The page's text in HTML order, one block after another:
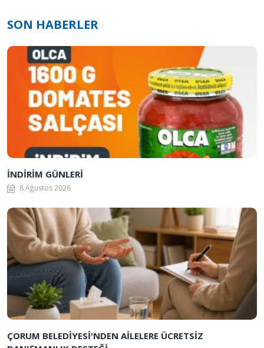
SON HABERLER
İNDİRİM GÜNLERİ
8 Ağustos 2026
ÇORUM BELEDİYESİ'NDEN AİLELERE ÜCRETSİZ